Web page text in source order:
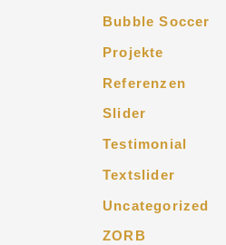
Bubble Soccer
Projekte
Referenzen
Slider
Testimonial
Textslider
Uncategorized
ZORB